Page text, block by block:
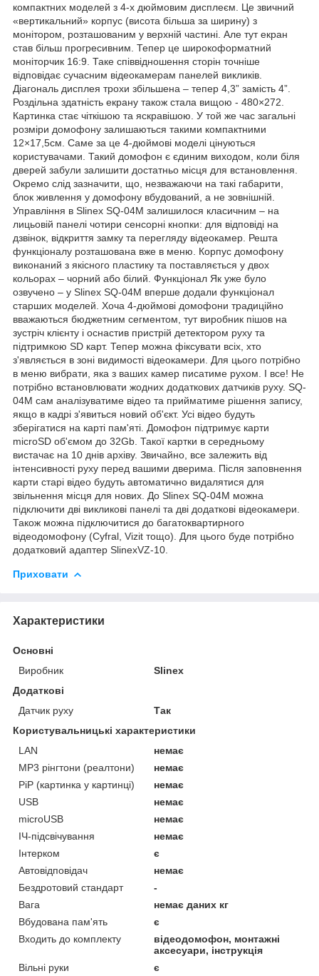
компактних моделей з 4-х дюймовим дисплеєм. Це звичний
«вертикальний» корпус (висота більша за ширину) з
монітором, розташованим у верхній частині. Але тут екран
став більш прогресивним. Тепер це широкоформатний
моніторчик 16:9. Таке співвідношення сторін точніше
відповідає сучасним відеокамерам панелей викликів.
Діагональ дисплея трохи збільшена – тепер 4,3” замість 4”.
Роздільна здатність екрану також стала вищою - 480×272.
Картинка стає чіткішою та яскравішою. У той же час загальні
розміри домофону залишаються такими компактними
12×17,5см. Саме за це 4-дюймові моделі цінуються
користувачами. Такий домофон є єдиним виходом, коли біля
дверей забули залишити достатньо місця для встановлення.
Окремо слід зазначити, що, незважаючи на такі габарити,
блок живлення у домофону вбудований, а не зовнішній.
Управління в Slinex SQ-04M залишилося класичним – на
лицьовій панелі чотири сенсорні кнопки: для відповіді на
дзвінок, відкриття замку та перегляду відеокамер. Решта
функціоналу розташована вже в меню. Корпус домофону
виконаний з якісного пластику та поставляється у двох
кольорах – чорний або білий. Функціонал Як уже було
озвучено – у Slinex SQ-04M вперше додали функціонал
старших моделей. Хоча 4-дюймові домофони традиційно
вважаються бюджетним сегментом, тут виробник пішов на
зустріч клієнту і оснастив пристрій детектором руху та
підтримкою SD карт. Тепер можна фіксувати всіх, хто
з'являється в зоні видимості відеокамери. Для цього потрібно
в меню вибрати, яка з ваших камер писатиме рухом. І все! Не
потрібно встановлювати жодних додаткових датчиків руху. SQ-
04M сам аналізуватиме відео та прийматиме рішення запису,
якщо в кадрі з'явиться новий об'єкт. Усі відео будуть
зберігатися на карті пам'яті. Домофон підтримує карти
microSD об'ємом до 32Gb. Такої картки в середньому
вистачає на 10 днів архіву. Звичайно, все залежить від
інтенсивності руху перед вашими дверима. Після заповнення
карти старі відео будуть автоматично видалятися для
звільнення місця для нових. До Slinex SQ-04M можна
підключити дві викликові панелі та дві додаткові відеокамери.
Також можна підключитися до багатоквартирного
відеодомофону (Cyfral, Vizit тощо). Для цього буде потрібно
додатковий адаптер SlinexVZ-10.
Приховати
Характеристики
Основні
Виробник
Slinex
Додаткові
Датчик руху
Так
Користувальницькі характеристики
LAN
немає
MP3 рінгтони (реалтони)
немає
PiP (картинка у картинці)
немає
USB
немає
microUSB
немає
ІЧ-підсвічування
немає
Інтерком
є
Автовідповідач
немає
Бездротовий стандарт
-
Вага
немає даних кг
Вбудована пам'ять
є
Входить до комплекту
відеодомофон, монтажні
аксесуари, інструкція
Вільні руки
є